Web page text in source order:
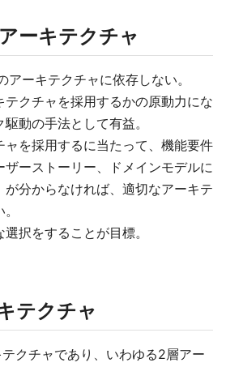
ーキテクチャ
ーキテクチャに依存しない。
クチャを採用するかの原動力にな
動の手法として有益。
ャを採用するに当たって、機能要件
ザーストーリー、ドメインモデルに
が分からなければ、適切なアーキテ
択をすることが目標。
テクチャ
クチャであり、いわゆる2層アー